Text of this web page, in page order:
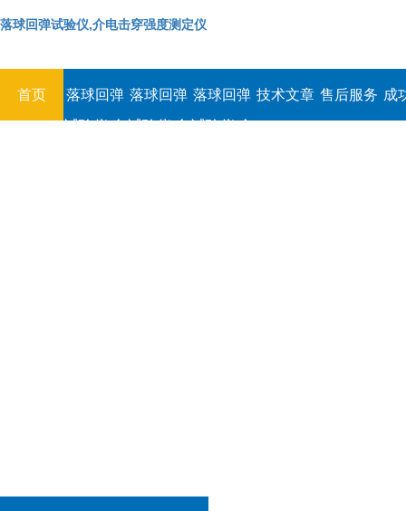
落球回弹试验仪,介电击穿强度测定仪
首页
落球回弹
试验仪,介
落球回弹
试验仪,介
落球回弹
试验仪,介
技术文章 售后服务 成